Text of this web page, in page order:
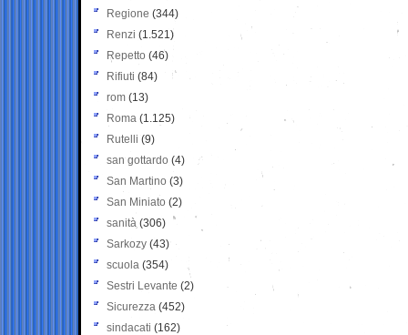
Regione (344)
Renzi (1.521)
Repetto (46)
Rifiuti (84)
rom (13)
Roma (1.125)
Rutelli (9)
san gottardo (4)
San Martino (3)
San Miniato (2)
sanità (306)
Sarkozy (43)
scuola (354)
Sestri Levante (2)
Sicurezza (452)
sindacati (162)